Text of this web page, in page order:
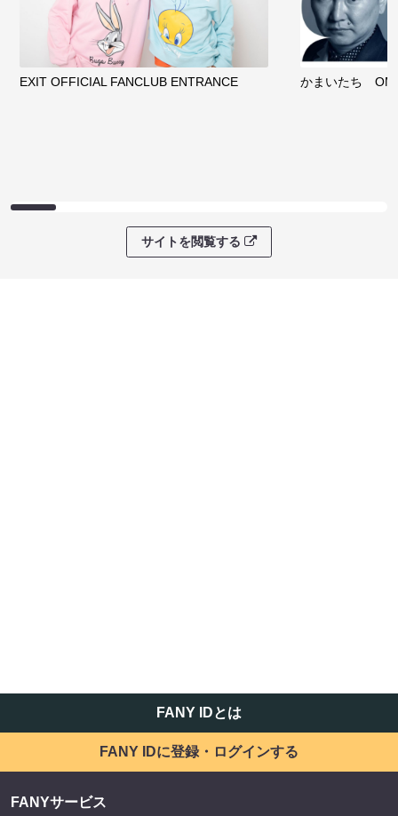
EXIT OFFICIAL FANCLUB ENTRANCE かまいたち
サイトを閲覧する
FANY IDとは
FANY IDに登録・ログインする
FANYサービス